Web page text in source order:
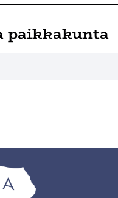
paikkakunta